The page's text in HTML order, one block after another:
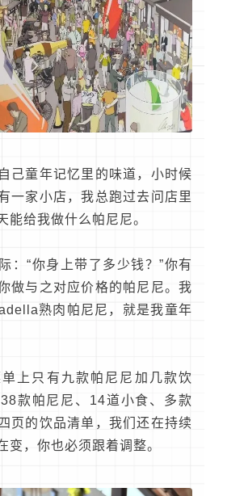
己童年记忆里的味道，小时候
一家小店，我总跑过去问店里
能给我做什么帕尼尼。
：“你身上带了多少钱？”你有
做与之对应价格的帕尼尼。我
熟肉帕尼尼，就是我童年
上只有九款帕尼尼加几款饮
款帕尼尼、14道小食、多款
页的饮品清单，我们还在持续
变，你也必须跟着调整。